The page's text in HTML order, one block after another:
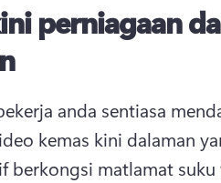
perniagaan
anda sentiasa
berkongsi matlamat suku